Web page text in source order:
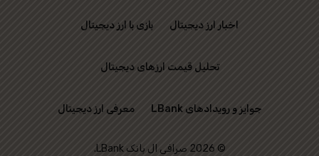
اخبار ارز دیجیتال بازی با ارز دیجیتال
تحلیل قیمت ارزهای دیجیتال
جوایز و رویدادهای LBank معرفی ارز دیجیتال
© 2026 صرافی ال بانک LBank.